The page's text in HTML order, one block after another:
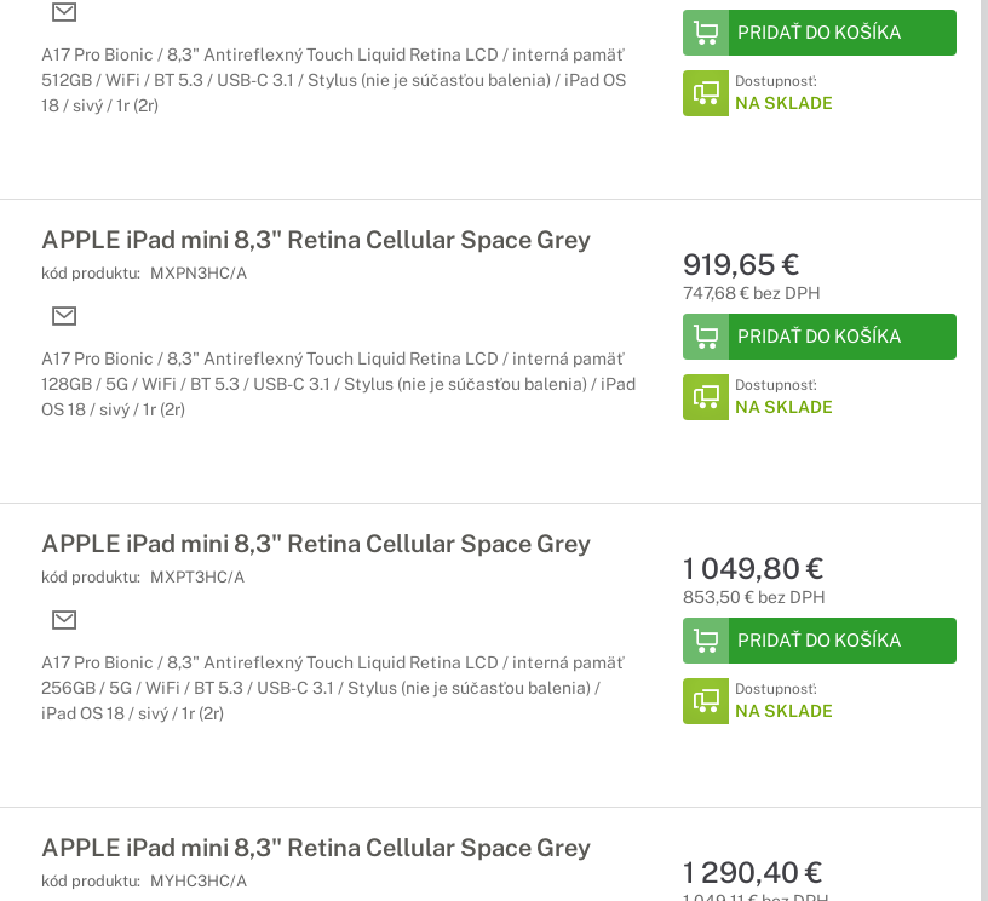
A17 Pro Bionic / 8,3" Antireflexný Touch Liquid Retina LCD / interná pamäť
512GB / WiFi / BT 5.3 / USB-C 3.1 / Stylus (nie je súčasťou balenia) / iPad OS
18 / sivý / 1r (2r)
PRIDAŤ DO KOŠÍKA
Dostupnosť:
NA SKLADE
APPLE iPad mini 8,3" Retina Cellular Space Grey
kód produktu: MXPN3HC/A
A17 Pro Bionic / 8,3" Antireflexný Touch Liquid Retina LCD / interná pamäť
128GB / 5G / WiFi / BT 5.3 / USB-C 3.1 / Stylus (nie je súčasťou balenia) / iPad
OS 18 / sivý / 1r (2r)
919,65 €
747,68 € bez DPH
PRIDAŤ DO KOŠÍKA
Dostupnosť:
NA SKLADE
APPLE iPad mini 8,3" Retina Cellular Space Grey
kód produktu: MXPT3HC/A
A17 Pro Bionic / 8,3" Antireflexný Touch Liquid Retina LCD / interná pamäť
256GB / 5G / WiFi / BT 5.3 / USB-C 3.1 / Stylus (nie je súčasťou balenia) /
iPad OS 18 / sivý / 1r (2r)
1 049,80 €
853,50 € bez DPH
PRIDAŤ DO KOŠÍKA
Dostupnosť:
NA SKLADE
APPLE iPad mini 8,3" Retina Cellular Space Grey
kód produktu: MYHC3HC/A 1 290,40 €